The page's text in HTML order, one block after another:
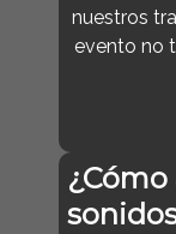
nuestros
evento no